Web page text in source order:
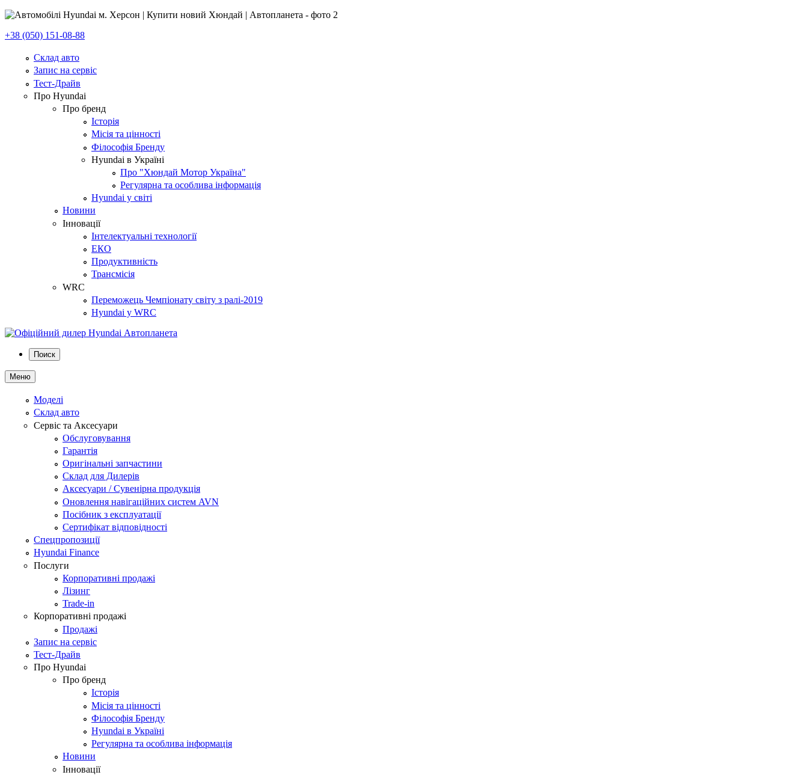
+38 (050) 151-08-88
Склад авто
Запис на сервіс
Тест-Драйв
Про Hyundai
Про бренд
Історія
Місія та цінності
Філософія Бренду
Hyundai в Україні
Про "Хюндай Мотор Україна"
Регулярна та особлива інформація
Hyundai у світі
Новини
Інновації
Інтелектуальні технології
ЕКО
Продуктивність
Трансмісія
WRC
Переможець Чемпіонату світу з ралі-2019
Hyundai у WRC
Поиск
Меню
Моделі
Склад авто
Сервіс та Аксесуари
Обслуговування
Гарантія
Оригінальні запчастини
Склад для Дилерів
Аксесуари / Сувенірна продукція
Оновлення навігаційних систем AVN
Посібник з експлуатації
Сертифікат відповідності
Спецпропозиції
Hyundai Finance
Послуги
Корпоративні продажі
Лізинг
Trade-in
Корпоративні продажі
Продажі
Запис на сервіс
Тест-Драйв
Про Hyundai
Про бренд
Історія
Місія та цінності
Філософія Бренду
Hyundai в Україні
Регулярна та особлива інформація
Новини
Інновації